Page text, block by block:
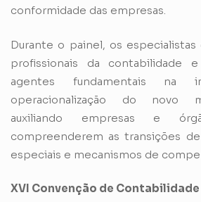
conformidade das empresas.
Durante o painel, os especialistas
profissionais da contabilidade
agentes fundamentais na
operacionalização do novo
auxiliando empresas e
compreenderem as transições
especiais e mecanismos de
XVI Convenção de